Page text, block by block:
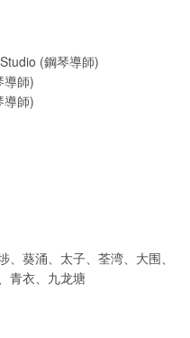
(鋼琴導師)
導師)
導師)
葵涌、太子、荃湾、大围、
青衣、九龙塘